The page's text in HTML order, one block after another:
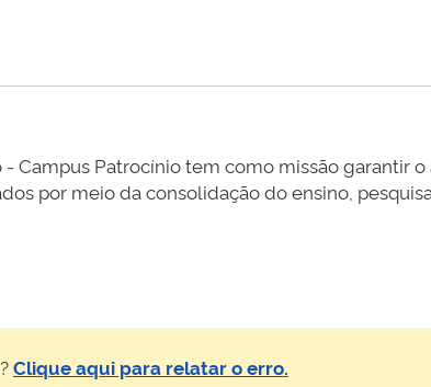
Campus Patrocínio tem como missão garantir
por meio da consolidação do ensino,
Clique aqui para relatar o erro.